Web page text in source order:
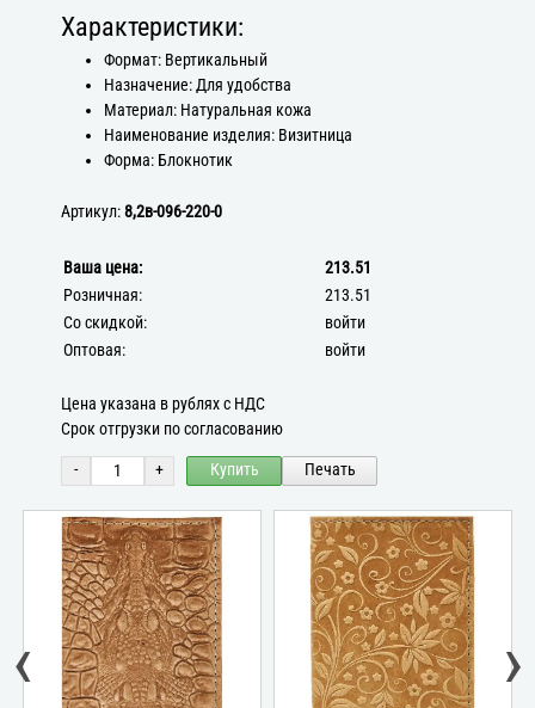
Характеристики:
Формат: Вертикальный
Назначение: Для удобства
Материал: Натуральная кожа
Наименование изделия: Визитница
Форма: Блокнотик
Артикул:8,2в-096-220-0
Ваша цена:
213.51
Розничная:
213.51
Со скидкой:
войти
Оптовая:
войти
Цена указана в рублях с НДС
Срок отгрузки по согласованию
- + Купить Печать
‹ ›